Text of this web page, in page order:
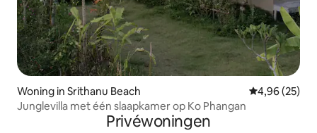
Woning in Srithanu Beach Gemiddelde
4,96 (25)
Junglevilla met één slaapkamer op Ko Phangan
Privéwoningen